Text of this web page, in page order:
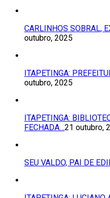
CARLINHOS SOBRAL,
outubro, 2025
ITAPETINGA:
outubro, 2025
ITAPETINGA:
FECHADA…21 outubro,
SEU VALDO, PAI DE